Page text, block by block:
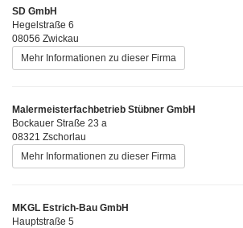
SD GmbH
Hegelstraße 6
08056 Zwickau
Mehr Informationen zu dieser Firma
Malermeisterfachbetrieb Stübner GmbH
Bockauer Straße 23 a
08321 Zschorlau
Mehr Informationen zu dieser Firma
MKGL Estrich-Bau GmbH
Hauptstraße 5